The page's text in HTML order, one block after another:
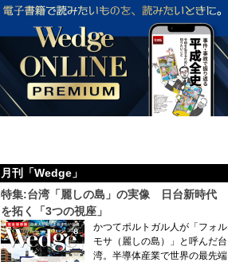
月刊「Wedge」
特集:台湾「麗しの島」の実像 日台新時代
を拓く「3つの視座」
かつてポルトガル人が「フォル
モサ（麗しの島）」と呼んだ台
湾。半導体産業で世界の最先端